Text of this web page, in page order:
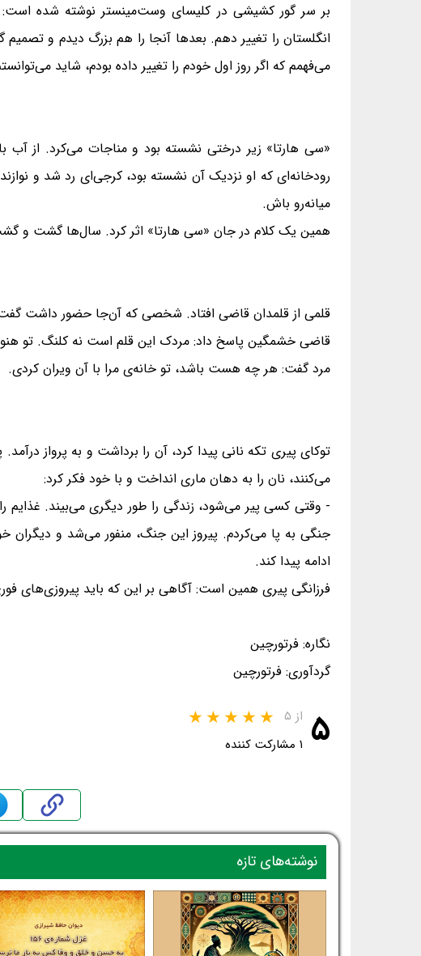
بر سر گور کشیشی در کلیسای وست‌مینستر نوشته شده است:
انگلستان را تغییر دهم. بعدها آنجا را هم بزرگ دیدم و
می‌فهمم که اگر روز اول خودم را تغییر داده بودم، شاید
«سی هارتا» زیر درختی نشسته بود و مناجات می‌کرد. از آب
رودخانه‌ای که او نزدیک آن نشسته بود، کرجی‌ای رد شد و
میانه‌رو باش.
همین یک کلام در جان «سی هارتا» اثر کرد. سال‌ها گشت و گشت
قلمی از قلمدان قاضی افتاد. شخصی که آن‌جا حضور داشت
قاضی خشمگین پاسخ داد: مردک این قلم است نه کلنگ. تو هنوز
مرد گفت: هر چه هست باشد، تو خانه‌ی مرا با آن ویران کردی.
توکای پیری تکه نانی پیدا کرد، آن را برداشت و به پرواز
می‌کنند، نان را به دهان ماری انداخت و با خود فکر کرد:
- وقتی کسی پیر می‌شود، زندگی را طور دیگری می‌بیند. غذایم
جنگی به پا می‌کردم. پیروز این جنگ، منفور می‌شد و دیگران
ادامه پیدا کند.
فرزانگی پیری همین است: آگاهی بر این که باید پیروزی‌های
نگاره: فرتورچین
گردآوری: فرتورچین
۵ از ۵
۱ مشارکت کننده
نوشته‌های تازه